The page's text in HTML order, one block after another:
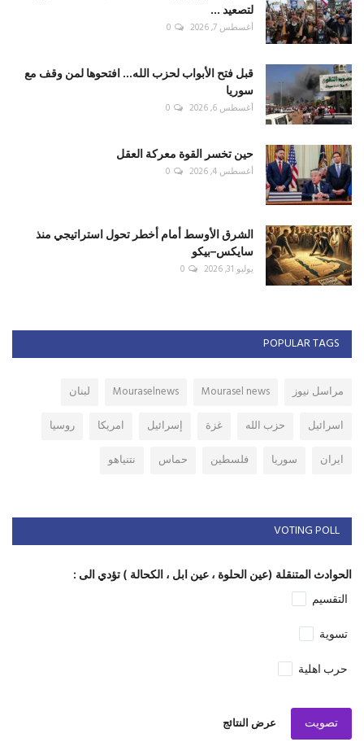
لتصعيد ...
أغسطس 7, 2026 0
قبل فتح الأبواب لحزب الله... افتحوها لمن وقف مع
سوريا
أغسطس 6, 2026 0
حين تخسر القوة معركة العقل
أغسطس 4, 2026 0
الشرق الأوسط أمام أخطر تحول استراتيجي منذ
سايكس–بيكو
يوليو 31, 2026 0
POPULAR TAGS
مراسل نيوز Mourasel news
Mouraselnews
لبنان
اسرائيل
حزب الله غزة إسرائيل امريكا
روسيا
ايران
سوريا فلسطين حماس نتنياهو
VOTING POLL
الحوادث المتنقلة (عين الحلوة ، عين ابل ، الكحالة ) تؤدي الى :
التقسيم
تسوية
حرب اهلية
تصويت عرض النتائج